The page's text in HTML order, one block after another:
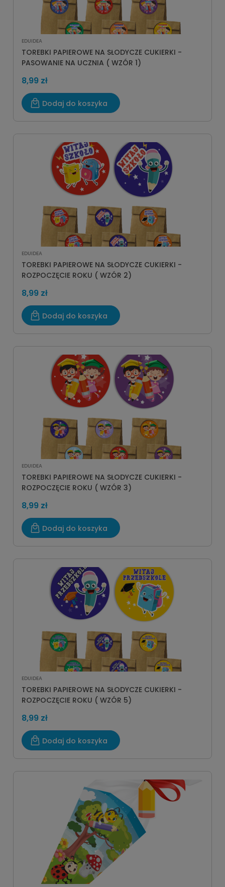
EDUIDEA
TOREBKI PAPIEROWE NA SŁODYCZE CUKIERKI -
PASOWANIE NA UCZNIA ( WZÓR 1)
8,99 zł
Dodaj do koszyka
EDUIDEA
TOREBKI PAPIEROWE NA SŁODYCZE CUKIERKI -
ROZPOCZĘCIE ROKU ( WZÓR 2)
8,99 zł
Dodaj do koszyka
EDUIDEA
TOREBKI PAPIEROWE NA SŁODYCZE CUKIERKI -
ROZPOCZĘCIE ROKU ( WZÓR 3)
8,99 zł
Dodaj do koszyka
EDUIDEA
TOREBKI PAPIEROWE NA SŁODYCZE CUKIERKI -
ROZPOCZĘCIE ROKU ( WZÓR 5)
8,99 zł
Dodaj do koszyka